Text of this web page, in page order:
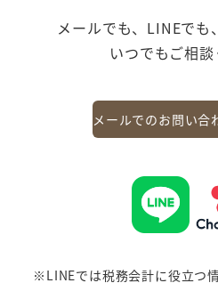
メールでも、LINEでも
いつでもご相談
メールでのお問い合
※LINEでは税務会計に役立つ